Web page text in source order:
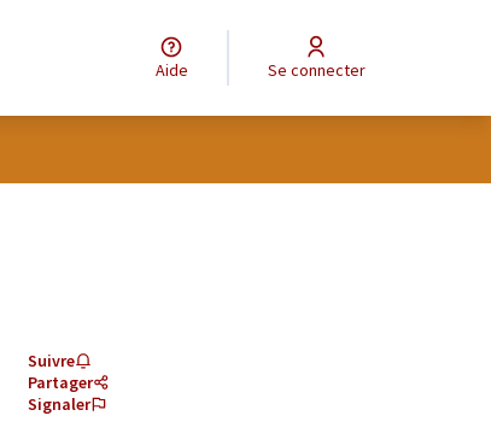
Aide Se connecter
Suivre
Partager
Signaler